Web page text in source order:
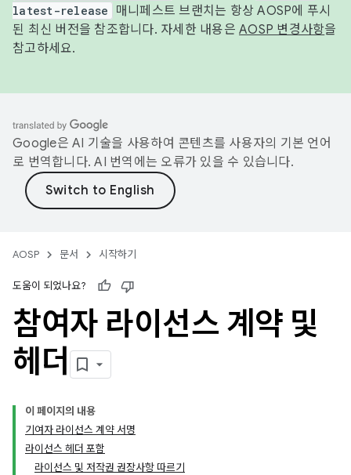
latest-release
매니페스트 브랜치는 항상 AOSP에 푸시
된 최신 버전을 참조합니다. 자세한 내용은 AOSP 변경사항을
참고하세요.
Google은 AI 기술을 사용하여 콘텐츠를 사용자의 기본 언어
로 번역합니다. AI 번역에는 오류가 있을 수 있습니다.
AOSP 문서 시작하기
도움이 되었나요?
참여자 라이선스 계약 및
헤더
이 페이지의 내용
기여자 라이선스 계약 서명
라이선스 헤더 포함
라이선스 및 저작권 권장사항 따르기